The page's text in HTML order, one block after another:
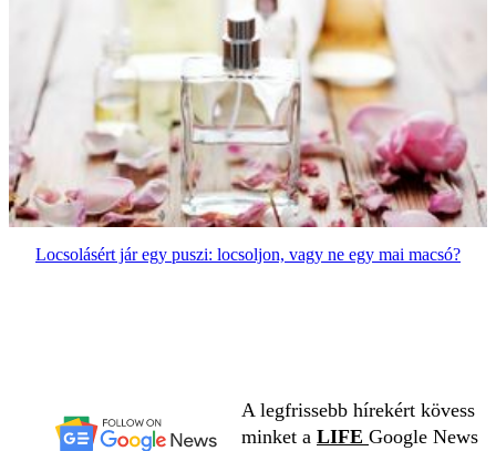
Locsolásért jár egy puszi: locsoljon, vagy ne egy mai macsó?
A legfrissebb hírekért kövess
minket a LIFE Google News